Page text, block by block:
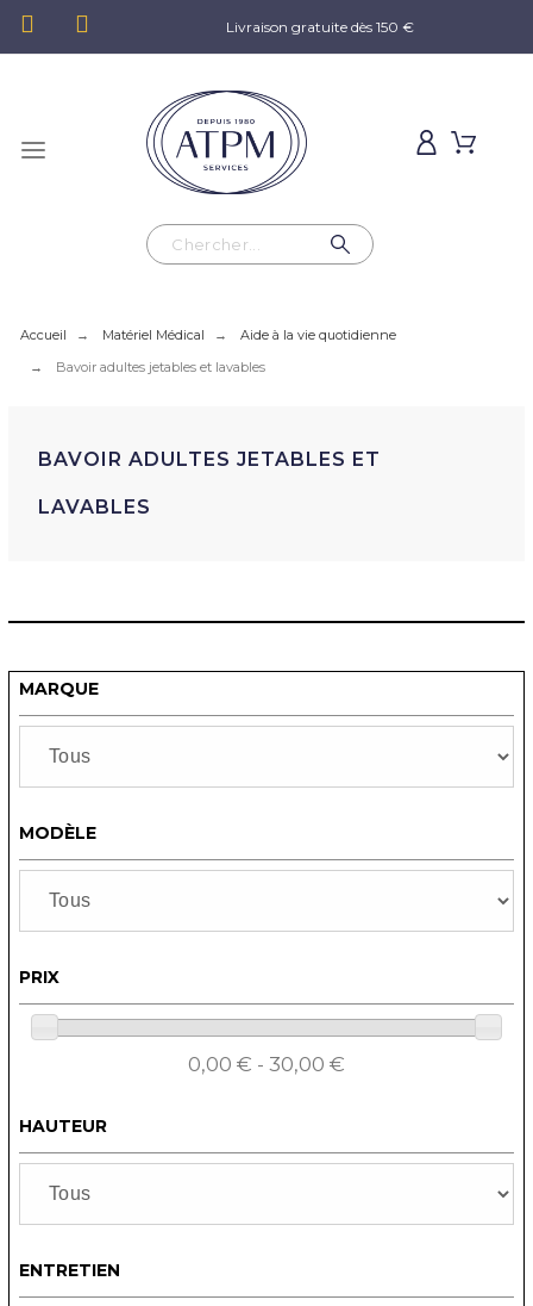
Livraison gratuite dès 150 €
Accueil Matériel Médical
Aide à la vie quotidienne
Bavoir adultes jetables et lavables
BAVOIR ADULTES JETABLES ET
LAVABLES
MARQUE
MODÈLE
PRIX
0,00 € - 30,00 €
HAUTEUR
ENTRETIEN